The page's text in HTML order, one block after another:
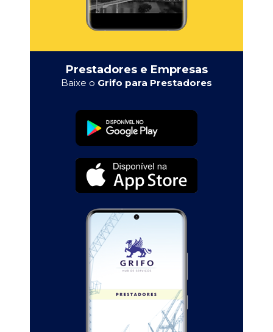
Prestadores e Empresas
Baixe o Grifo para Prestadores